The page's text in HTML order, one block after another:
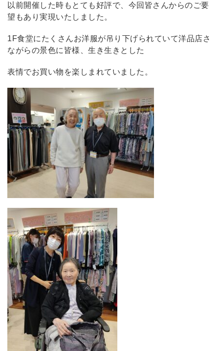
以前開催した時もとても好評で、今回皆さんからのご要
望もあり実現いたしました。
1F食堂にたくさんお洋服が吊り下げられていて洋品店さ
ながらの景色に皆様、生き生きとした
表情でお買い物を楽しまれていました。